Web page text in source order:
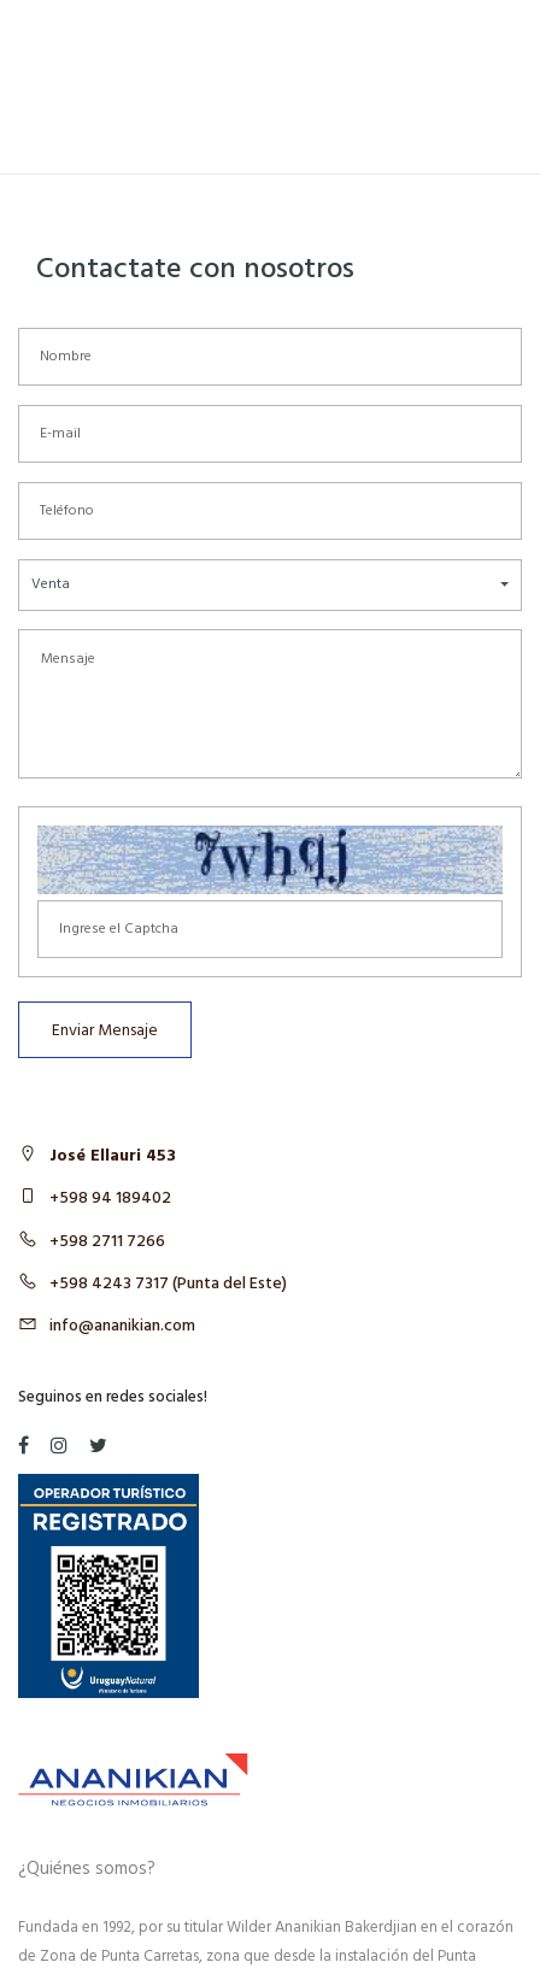
Contactate con nosotros
Venta
Enviar Mensaje
José Ellauri 453
+598 94 189402
+598 2711 7266
+598 4243 7317 (Punta del Este)
info@ananikian.com
Seguinos en redes sociales!
¿Quiénes somos?
Fundada en 1992, por su titular Wilder Ananikian Bakerdjian en el corazón
de Zona de Punta Carretas, zona que desde la instalación del Punta